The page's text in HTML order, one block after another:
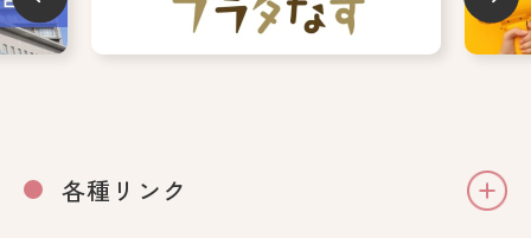
各種リンク